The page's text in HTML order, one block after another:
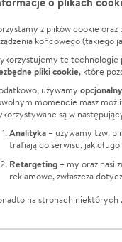
Twitter Instagram
TikTok Youtube
z plików cookie
końcowego (takiego
te technologie
pliki cookie, które
używamy
momencie masz
są w
Analityka – używamy tzw.
trafiają do serwisu, jak
Retargeting – my oraz nasi
reklamowe, zwłaszcza
na stronach niektórych